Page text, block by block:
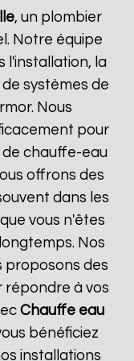
, un plombier
Notre équipe
l'installation, la
systèmes de
Nous
pour
chauffe-eau
offrons des
dans les
vous n'êtes
Nos
proposons des
répondre à vos
Chauffe eau
bénéficiez
installations